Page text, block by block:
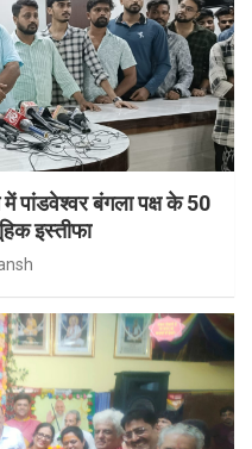
पांडवेश्वर बंगला पक्ष के 50
इस्तीफा